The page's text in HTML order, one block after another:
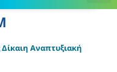
Αναπτυξιακή